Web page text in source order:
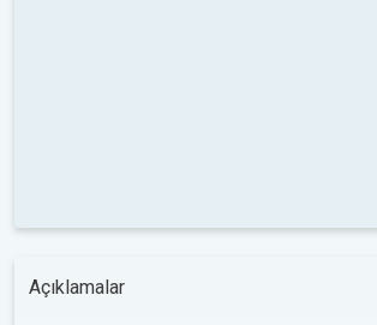
Açıklamalar